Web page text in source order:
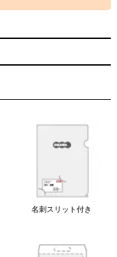
名刺スリット付き